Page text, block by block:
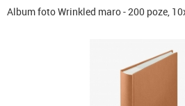
Album foto Wrinkled maro - 200 poze,